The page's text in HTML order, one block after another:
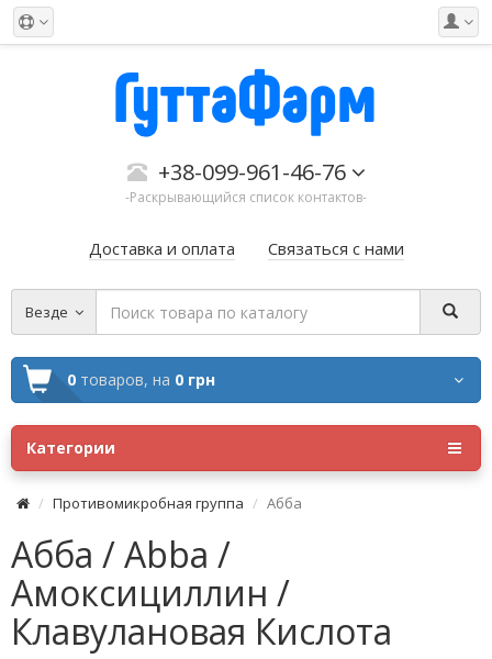
+38-099-961-46-76
-Раскрывающийся список контактов-
Доставка и оплата Связаться с нами
Везде
0 товаров, на 0 грн
Категории
Противомикробная группа Абба
Абба / Abba /
Амоксициллин /
Клавулановая Кислота